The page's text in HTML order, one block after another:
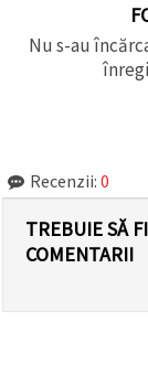
Nu s-au
Recenzii: 0
TREBUIE SĂ
COMENTARII